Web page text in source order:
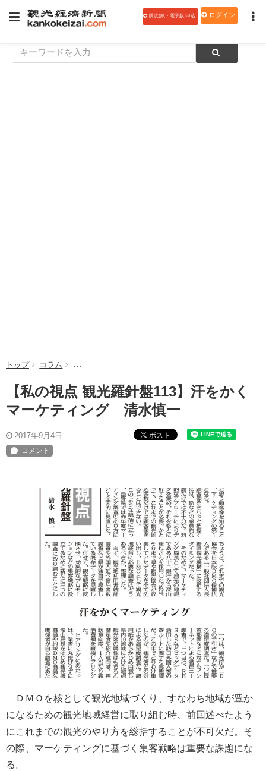
購読(紙・電子版)申込 ログイン
トップ コラム 【私の視点 観光羅針盤113】汗をかくマーケティング
【私の視点 観光羅針盤113】汗をかく
マーケティング 清水慎一
2017年9月4日 ポスト
ＤＭＯを核として観光地域づくり、すなわち地域が豊か
になるための観光地域経営に取り組む時、前回述べたよう
にこれまでの観光のやり方を総括することが不可欠だ。そ
の際、マーケティングに基づく集客戦略は重要な課題にな
る。